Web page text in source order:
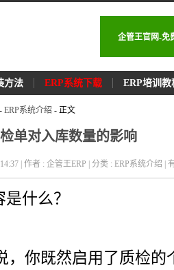
企管王官网-免
方法 ERP系统下载 ERP培训教
- ERP系统介绍 - 正文
单对入库数量的影响
| 作者 : 企管王ERP | 分类 : ERP系统介绍 |
什么？
，你既然启用了质检的